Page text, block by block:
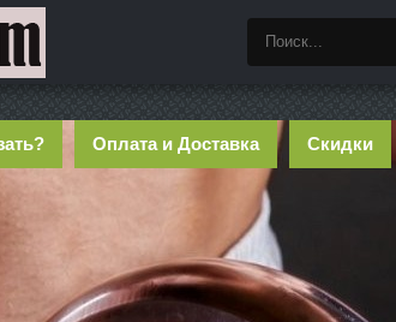
Оплата и Доставка Скидки